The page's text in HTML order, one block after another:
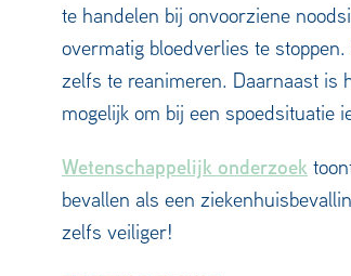
te handelen bij onvoorziene
overmatig bloedverlies te
zelfs te reanimeren. Daarnaast is
mogelijk om bij een spoedsituatie
Wetenschappelijk onderzoek
bevallen als een
zelfs veiliger!